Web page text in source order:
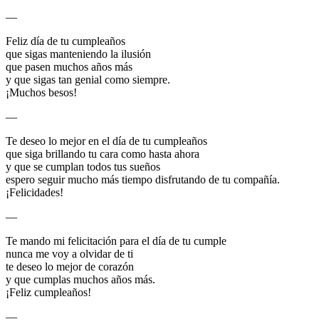
—
Feliz día de tu cumpleaños
que sigas manteniendo la ilusión
que pasen muchos años más
y que sigas tan genial como siempre.
¡Muchos besos!
—
Te deseo lo mejor en el día de tu cumpleaños
que siga brillando tu cara como hasta ahora
y que se cumplan todos tus sueños
espero seguir mucho más tiempo disfrutando de tu compañía.
¡Felicidades!
—
Te mando mi felicitación para el día de tu cumple
nunca me voy a olvidar de ti
te deseo lo mejor de corazón
y que cumplas muchos años más.
¡Feliz cumpleaños!
—